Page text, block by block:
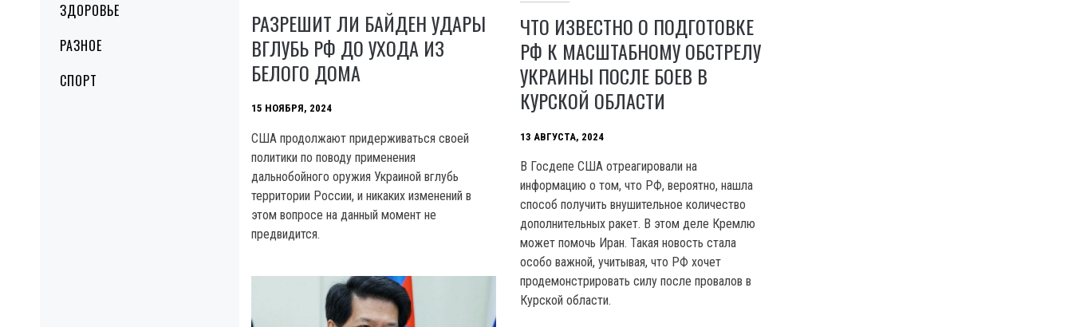
ЗДОРОВЬЕ
РАЗНОЕ
СПОРТ
РАЗРЕШИТ ЛИ БАЙДЕН УДАРЫ
ВГЛУБЬ РФ ДО УХОДА ИЗ
БЕЛОГО ДОМА
15 НОЯБРЯ, 2024
США продолжают придерживаться своей
политики по поводу применения
дальнобойного оружия Украиной вглубь
территории России, и никаких изменений в
этом вопросе на данный момент не
предвидится.
ЧТО ИЗВЕСТНО О ПОДГОТОВКЕ
РФ К МАСШТАБНОМУ ОБСТРЕЛУ
УКРАИНЫ ПОСЛЕ БОЕВ В
КУРСКОЙ ОБЛАСТИ
13 АВГУСТА, 2024
В Госдепе США отреагировали на
информацию о том, что РФ, вероятно, нашла
способ получить внушительное количество
дополнительных ракет. В этом деле Кремлю
может помочь Иран. Такая новость стала
особо важной, учитывая, что РФ хочет
продемонстрировать силу после провалов в
Курской области.